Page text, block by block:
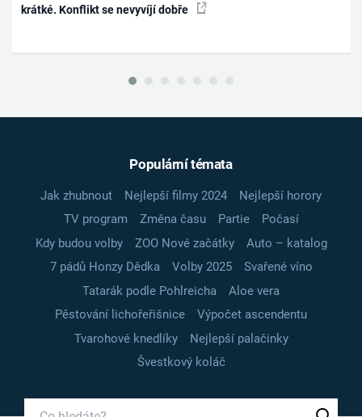
krátké. Konflikt se nevyvíjí dobře
Populární témata
Jak zhubnout Nejlepší filmy 2024
Nejlepší horory
TV program
Změna času Partie
Počasí
Kdy budou volby
ZOO Nové začátky
Auto – katalog
7 pádů Honzy Dědka
Volby 2025
Svařené víno
Tatarák podle Pohlreicha
Aloe vera
Pěstování lichořeřišnice
Výpočet ascendentu
Tvarohové knedlíky
Nejlepší palačinky
Švestkový koláč